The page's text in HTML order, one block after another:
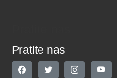
Pratite nas